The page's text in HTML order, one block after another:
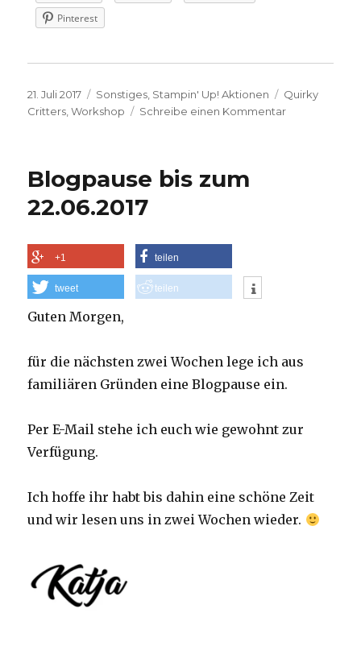
Pinterest
Veröffentlicht
am
21. Juli 2017 Kategorien
Sonstiges Stampin' Up! Aktionen Schlagwörter
Quirky
Critters ,Workshop Schreibe einen Kommentarzu
Blogpause bis zum
22.06.2017
+1 teilen
tweet teilen
Guten Morgen,
für die nächsten zwei Wochen lege ich aus
familiären Gründen eine Blogpause ein.
Per E-Mail stehe ich euch wie gewohnt zur
Verfügung.
Ich hoffe ihr habt bis dahin eine schöne Zeit
und wir lesen uns in zwei Wochen wieder.